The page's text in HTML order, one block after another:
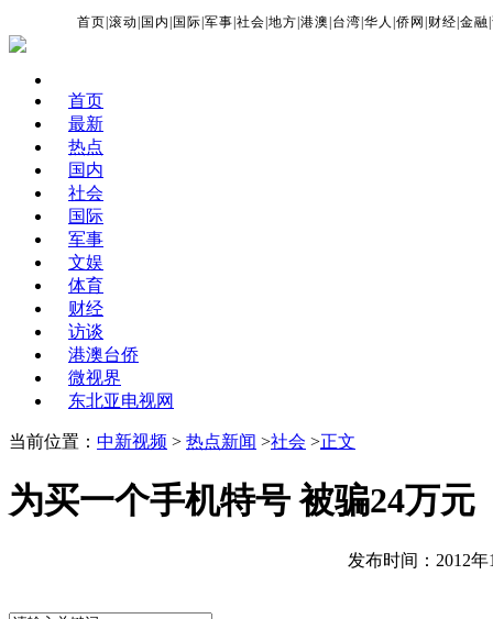
首页 |滚动 国内 国际 |军事 |社会 |地方 |港澳 台湾 |华人 |侨网 财经 |金融 |
首页
最新
热点
国内
社会
国际
军事
文娱
体育
财经
访谈
港澳台侨
微视界
东北亚电视网
当前位置： 中新视频 > 热点新闻 >社会 >正文
为买一个手机特号 被骗24万元
发布时间：2012年